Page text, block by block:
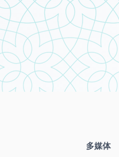
多媒体